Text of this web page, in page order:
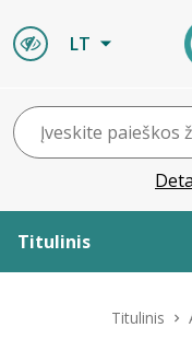
LT
Titulinis
Titulinis